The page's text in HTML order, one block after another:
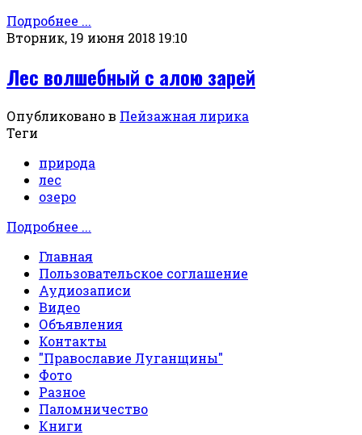
Подробнее ...
Вторник, 19 июня 2018 19:10
Лес волшебный с алою зарей
Опубликовано в Пейзажная лирика
Теги
природа
лес
озеро
Подробнее ...
Главная
Пользовательское соглашение
Аудиозаписи
Видео
Объявления
Контакты
"Православие Луганщины"
Фото
Разное
Паломничество
Книги